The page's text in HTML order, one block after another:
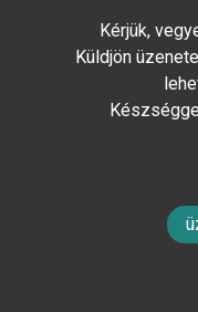
Kérjük,
Küldjön